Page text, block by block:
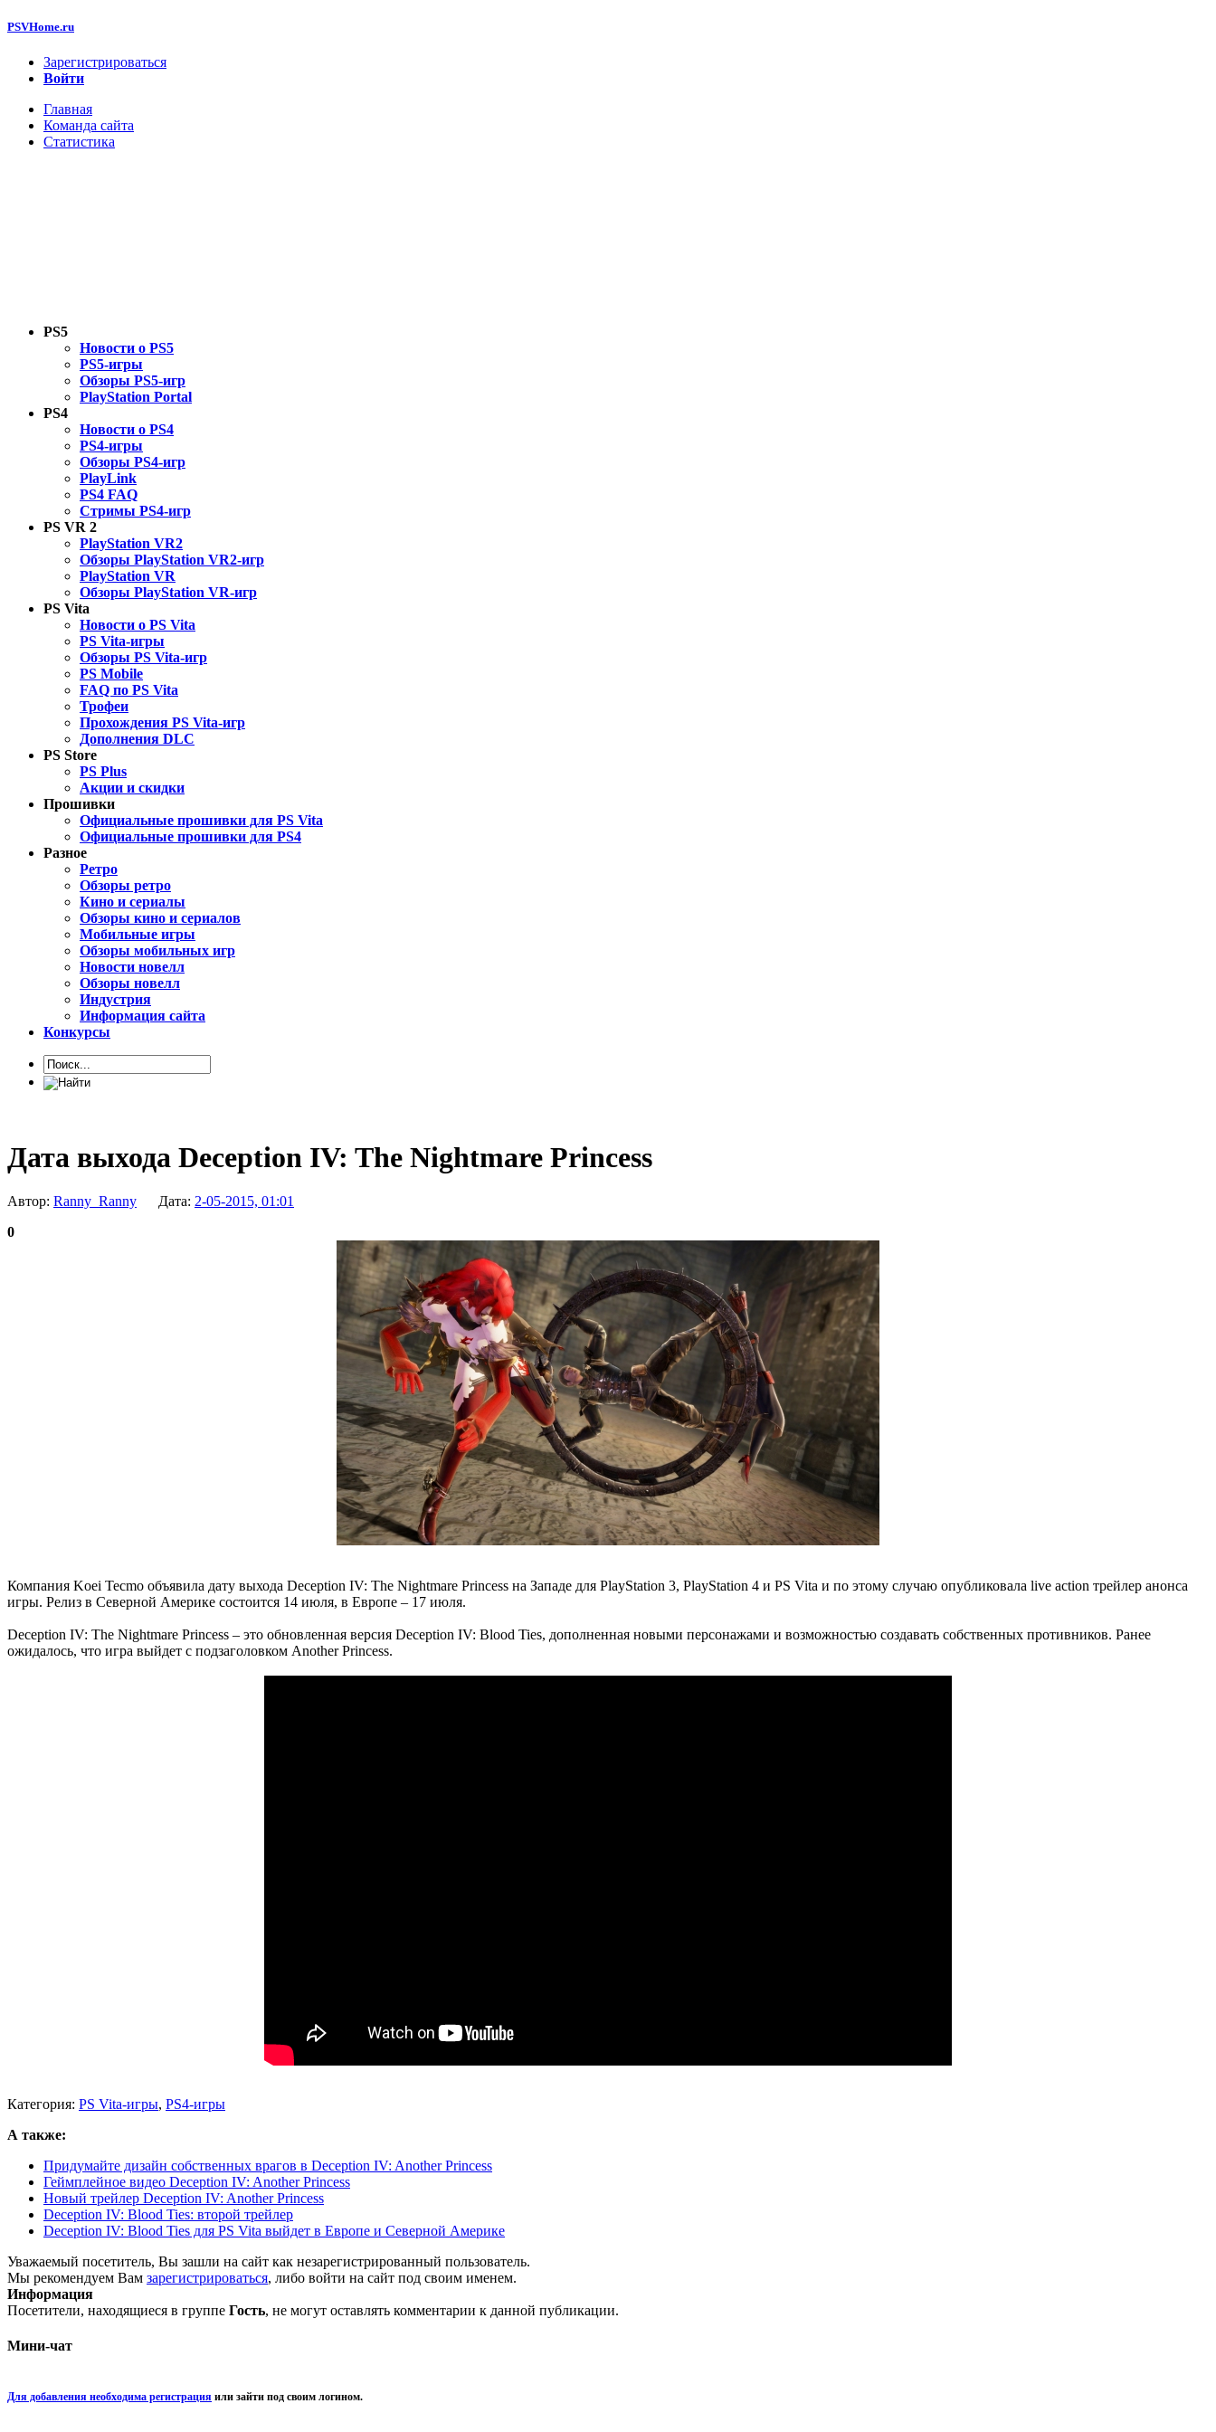
PSVHome.ru
Зарегистрироваться
Войти
Главная
Команда сайта
Статистика
PS5
Новости о PS5
PS5-игры
Обзоры PS5-игр
PlayStation Portal
PS4
Новости о PS4
PS4-игры
Обзоры PS4-игр
PlayLink
PS4 FAQ
Стримы PS4-игр
PS VR 2
PlayStation VR2
Обзоры PlayStation VR2-игр
PlayStation VR
Обзоры PlayStation VR-игр
PS Vita
Новости о PS Vita
PS Vita-игры
Обзоры PS Vita-игр
PS Mobile
FAQ по PS Vita
Трофеи
Прохождения PS Vita-игр
Дополнения DLC
PS Store
PS Plus
Акции и скидки
Прошивки
Официальные прошивки для PS Vita
Официальные прошивки для PS4
Разное
Ретро
Обзоры ретро
Кино и сериалы
Обзоры кино и сериалов
Мобильные игры
Обзоры мобильных игр
Новости новелл
Обзоры новелл
Индустрия
Информация сайта
Конкурсы
Дата выхода Deception IV: The Nightmare Princess
Автор: Ranny_Ranny Дата: 2-05-2015, 01:01
0
Компания Koei Tecmo объявила дату выхода Deception IV: The Nightmare Princess на Западе для PlayStation 3, PlayStation 4 и PS Vita и по этому случаю опубликовала live action трейлер анонса
игры. Релиз в Северной Америке состоится 14 июля, в Европе – 17 июля.
Deception IV: The Nightmare Princess – это обновленная версия Deception IV: Blood Ties, дополненная новыми персонажами и возможностью создавать собственных противников. Ранее
ожидалось, что игра выйдет с подзаголовком Another Princess.
Категория: PS Vita-игры, PS4-игры
А также:
Придумайте дизайн собственных врагов в Deception IV: Another Princess
Геймплейное видео Deception IV: Another Princess
Новый трейлер Deception IV: Another Princess
Deception IV: Blood Ties: второй трейлер
Deception IV: Blood Ties для PS Vita выйдет в Европе и Северной Америке
Уважаемый посетитель, Вы зашли на сайт как незарегистрированный пользователь.
Мы рекомендуем Вам зарегистрироваться, либо войти на сайт под своим именем.
Информация
Посетители, находящиеся в группе Гость, не могут оставлять комментарии к данной публикации.
Мини-чат
Для добавления необходима регистрация или зайти под своим логином.